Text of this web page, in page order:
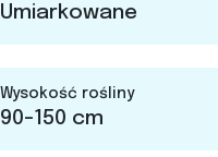
Umiarkowane
Wysokość rośliny
90-150 cm